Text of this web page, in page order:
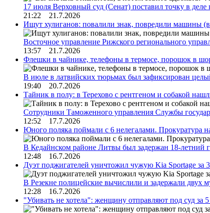
17 июля Верховный суд (Сенат) поставил точку в
21:22 21.7.2026
Ищут хулиганов: повалили знак, повредили машины
Восточное управление Рижского регионального
13:57 21.7.2026
Флешки в чайнике, телефоны в термосе, порошок в
В июле в латвийских тюрьмах был зафиксирован
19:40 20.7.2026
Тайник в полу: в Терехово с рентгеном и собакой
Сотрудники Таможенного управления Службы
12:52 17.7.2026
Юного поляка поймали с 6 нелегалами. Прокуратура
В Кедайнском районе Литвы был задержан 18-
12:48 16.7.2026
Дуэт поджигателей уничтожил чужую Kia Sportage за
В Резекне полицейские вычислили и задержали
12:28 16.7.2026
"Убивать не хотела": женщину отправляют под суд за